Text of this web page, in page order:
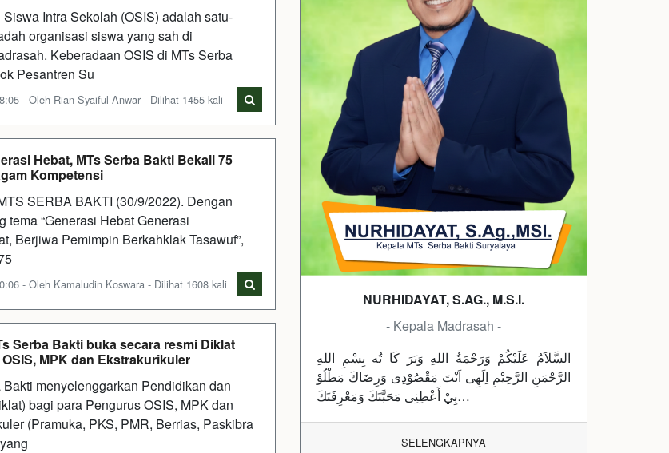
Intra Sekolah (OSIS) adalah satu-
organisasi siswa yang sah di
Keberadaan OSIS di MTs Serba
Pesantren Su
- Oleh Rian Syaiful Anwar - Dilihat 1455 kali
Hebat, MTs Serba Bakti Bekali 75
Kompetensi
SERBA BAKTI (30/9/2022). Dengan
tema “Generasi Hebat Generasi
Berjiwa Pemimpin Berkahklak Tasawuf”,
- Oleh Kamaludin Koswara - Dilihat 1608 kali
Serba Bakti buka secara resmi Diklat
MPK dan Ekstrakurikuler
Bakti menyelenggarkan Pendidikan dan
bagi para Pengurus OSIS, MPK dan
(Pramuka, PKS, PMR, Berrias, Paskibra
NURHIDAYAT, S.AG., M.S.I.
- Kepala Madrasah -
السَّلاَمُ عَلَيْكُمْ وَرَحْمَةُ اللهِ وَبَرَ كَا تُه بِسْمِ اللهِ
الرَّحْمَنِ الرَّحِيْمِ اِلَهِى اَنْتَ مَقْصُوْدِى وَرِضَاكَ مَطْلُوْ
بِيْ أَعْطِنِى مَحَبَّتَكَ وَمَعْرِفَتَكَ…
SELENGKAPNYA